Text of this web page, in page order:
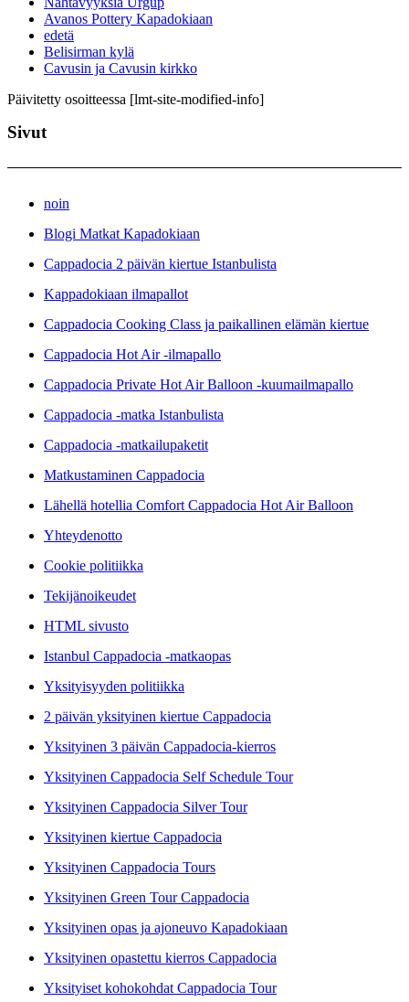
Avanos Pottery Kapadokiaan
edetä
Belisirman kylä
Cavusin ja Cavusin kirkko
Päivitetty osoitteessa [lmt-site-modified-info]
Sivut
noin
Blogi Matkat Kapadokiaan
Cappadocia 2 päivän kiertue Istanbulista
Kappadokiaan ilmapallot
Cappadocia Cooking Class ja paikallinen elämän kiertue
Cappadocia Hot Air -ilmapallo
Cappadocia Private Hot Air Balloon -kuumailmapallo
Cappadocia -matka Istanbulista
Cappadocia -matkailupaketit
Matkustaminen Cappadocia
Lähellä hotellia Comfort Cappadocia Hot Air Balloon
Yhteydenotto
Cookie politiikka
Tekijänoikeudet
HTML sivusto
Istanbul Cappadocia -matkaopas
Yksityisyyden politiikka
2 päivän yksityinen kiertue Cappadocia
Yksityinen 3 päivän Cappadocia-kierros
Yksityinen Cappadocia Self Schedule Tour
Yksityinen Cappadocia Silver Tour
Yksityinen kiertue Cappadocia
Yksityinen Cappadocia Tours
Yksityinen Green Tour Cappadocia
Yksityinen opas ja ajoneuvo Kapadokiaan
Yksityinen opastettu kierros Cappadocia
Yksityiset kohokohdat Cappadocia Tour